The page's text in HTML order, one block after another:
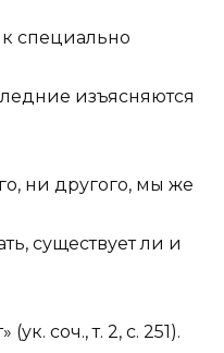
специально
изъясняются
ни другого, мы же
существует ли и
соч., т. 2, с. 251).